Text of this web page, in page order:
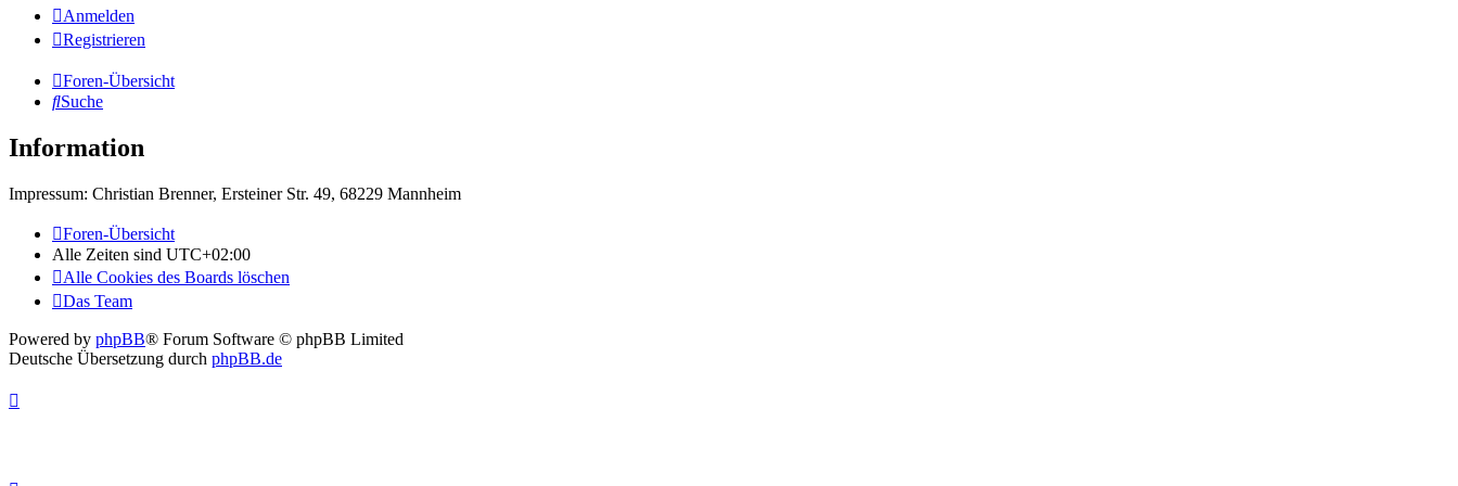
Anmelden
Registrieren
Foren-Übersicht
Suche
Information
Impressum: Christian Brenner, Ersteiner Str. 49, 68229 Mannheim
Foren-Übersicht
Alle Zeiten sind UTC+02:00
Alle Cookies des Boards löschen
Das Team
Powered by phpBB® Forum Software © phpBB Limited
Deutsche Übersetzung durch phpBB.de